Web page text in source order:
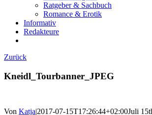
Ratgeber & Sachbuch
Romance & Erotik
Informativ
Redakteure
Zurück
Kneidl_Tourbanner_JPEG
Von Katja|2017-07-15T17:26:44+02:00Juli